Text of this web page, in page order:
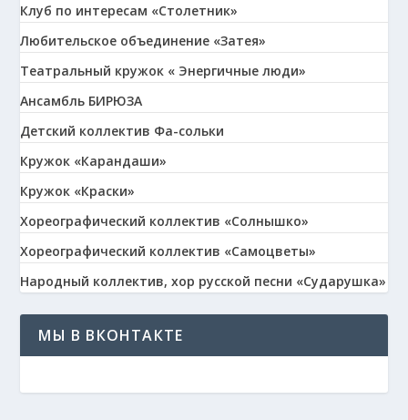
Клуб по интересам «Столетник»
Любительское объединение «Затея»
Театральный кружок « Энергичные люди»
Ансамбль БИРЮЗА
Детский коллектив Фа-сольки
Кружок «Карандаши»
Кружок «Краски»
Хореографический коллектив «Солнышко»
Хореографический коллектив «Самоцветы»
Народный коллектив, хор русской песни «Сударушка»
МЫ В ВКОНТАКТЕ